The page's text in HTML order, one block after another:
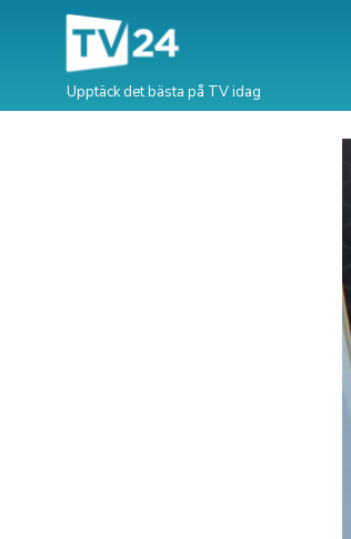
Upptäck det bästa på TV idag